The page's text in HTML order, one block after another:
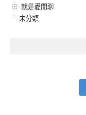
就是愛閒聊
未分類